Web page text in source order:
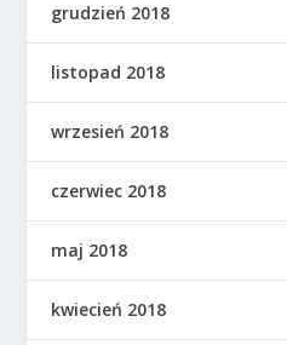
grudzień 2018
listopad 2018
wrzesień 2018
czerwiec 2018
maj 2018
kwiecień 2018